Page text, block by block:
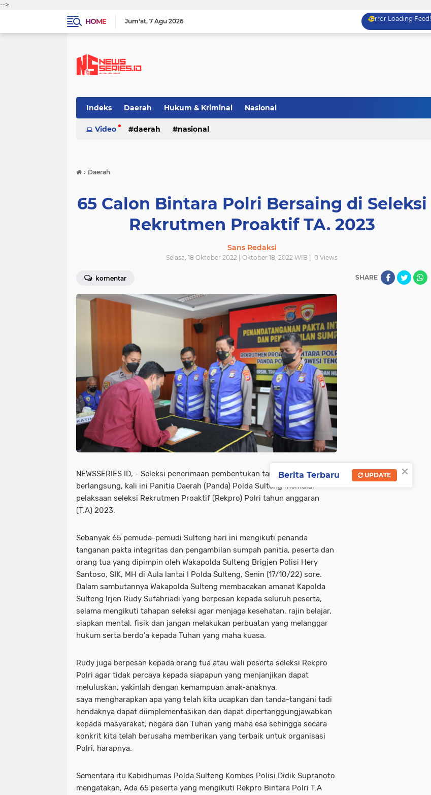
-->
HOME
Jum'at 7 Agu 2026 Error Loading Feed!
Indeks Daerah Hukum & Kriminal Nasional
Video daerah nasional
› Daerah
65 Calon Bintara Polri Bersaing di Seleksi
Rekrutmen Proaktif TA. 2023
Sans Redaksi
Selasa, 18 Oktober 2022 | Oktober 18, 2022 WIB | 0 Views
komentar SHARE
NEWSSERIES.ID, - Seleksi penerimaan pembentukan tamtama Polri masih
berlangsung, kali ini Panitia Daerah (Panda) Polda Sulteng memulai
pelaksaan seleksi Rekrutmen Proaktif (Rekpro) Polri tahun anggaran
(T.A) 2023.
Sebanyak 65 pemuda-pemudi Sulteng hari ini mengikuti penanda
tanganan pakta integritas dan pengambilan sumpah panitia, peserta dan
orang tua yang dipimpin oleh Wakapolda Sulteng Brigjen Polisi Hery
Santoso, SIK, MH di Aula lantai I Polda Sulteng, Senin (17/10/22) sore.
Dalam sambutannya Wakapolda Sulteng membacakan amanat Kapolda
Sulteng Irjen Rudy Sufahriadi yang berpesan kepada seluruh peserta,
selama mengikuti tahapan seleksi agar menjaga kesehatan, rajin belajar,
siapkan mental, fisik dan jangan melakukan perbuatan yang melanggar
hukum serta berdo'a kepada Tuhan yang maha kuasa.
Rudy juga berpesan kepada orang tua atau wali peserta seleksi Rekpro
Polri agar tidak percaya kepada siapapun yang menjanjikan dapat
meluluskan, yakinlah dengan kemampuan anak-anaknya.
saya mengharapkan apa yang telah kita ucapkan dan tanda-tangani tadi
hendaknya dapat diimplementasikan dan dapat dipertanggungjawabkan
kepada masyarakat, negara dan Tuhan yang maha esa sehingga secara
konkrit kita telah berusaha memberikan yang terbaik untuk organisasi
Polri, harapnya.
Sementara itu Kabidhumas Polda Sulteng Kombes Polisi Didik Supranoto
mengatakan, Ada 65 peserta yang mengikuti Rekpro Bintara Polri T.A
×
Berita Terbaru UPDATE